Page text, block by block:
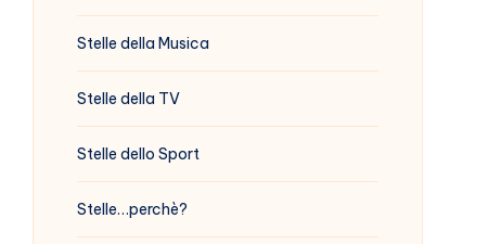
Stelle della Musica
Stelle della TV
Stelle dello Sport
Stelle…perchè?